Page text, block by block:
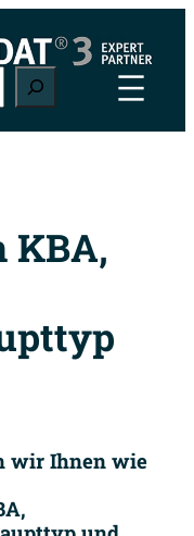
KBA,
wir Ihnen wie